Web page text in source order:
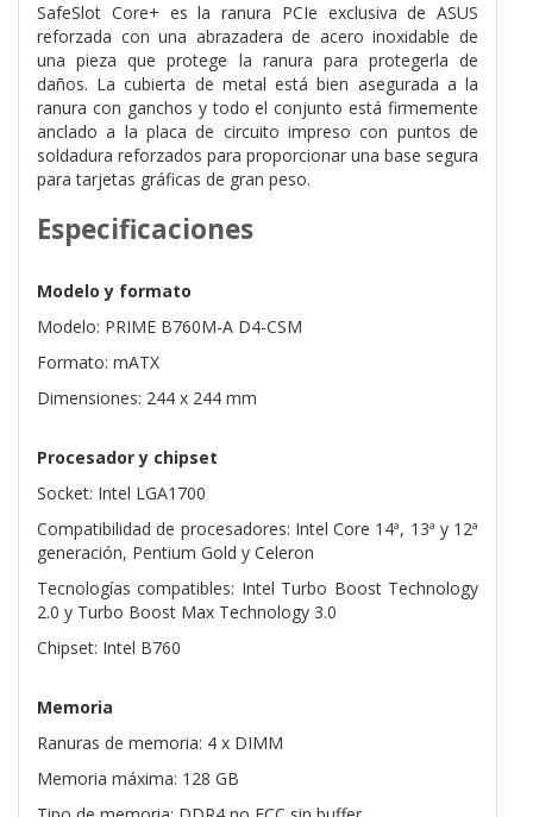
SafeSlot Core+ es la ranura PCIe exclusiva de ASUS
reforzada con una abrazadera de acero inoxidable de
una pieza que protege la ranura para protegerla de
daños. La cubierta de metal está bien asegurada a la
ranura con ganchos y todo el conjunto está firmemente
anclado a la placa de circuito impreso con puntos de
soldadura reforzados para proporcionar una base segura
para tarjetas gráficas de gran peso.
Especificaciones
Modelo y formato
Modelo: PRIME B760M-A D4-CSM
Formato: mATX
Dimensiones: 244 x 244 mm
Procesador y chipset
Socket: Intel LGA1700
Compatibilidad de procesadores: Intel Core 14ª, 13ª y 12ª
generación, Pentium Gold y Celeron
Tecnologías compatibles: Intel Turbo Boost Technology
2.0 y Turbo Boost Max Technology 3.0
Chipset: Intel B760
Memoria
Ranuras de memoria: 4 x DIMM
Memoria máxima: 128 GB